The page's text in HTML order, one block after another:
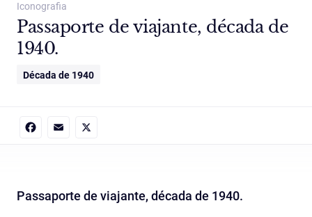
Iconografia
Passaporte de viajante, década de
1940.
Década de 1940
Passaporte de viajante, década de 1940.